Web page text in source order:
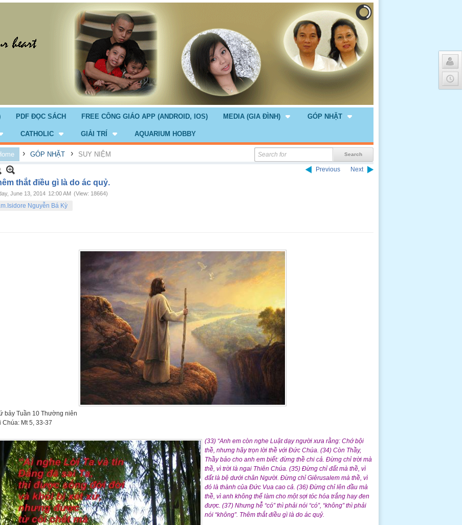
PDF ĐỌC SÁCH FREE CÔNG GIÁO APP (ANDROID, IOS) MEDIA (GIA ĐÌNH) GÓP NHẶT
CATHOLIC GIẢI TRÍ AQUARIUM HOBBY
› GÓP NHẶT › SUY NIỆM
Previous Next
thắt điều gì là do ác quỷ.
June 13, 2014 12:00 AM (View: 18664)
Nguyễn Bá Kỳ
bảy Tuần 10 Thường niên
Chúa: Mt 5, 33-37
(33) “Anh em còn nghe Luật dạy người xưa rằng: Chớ bội
thề, nhưng hãy trọn lời thề với Đức Chúa. (34) Còn Thầy,
Thầy bảo cho anh em biết: đừng thề chi cả. Đừng chỉ trời mà
thề, vì trời là ngai Thiên Chúa. (35) Đừng chỉ đất mà thề, vì
đất là bệ dưới chân Người. Đừng chỉ Giêrusalem mà thề, vì
đó là thành của Đức Vua cao cả. (36) Đừng chỉ lên đầu mà
thề, vì anh không thể làm cho một sợi tóc hóa trắng hay đen
được. (37) Nhưng hễ “có” thì phải nói “có”, “không” thì phải
nói “không”. Thêm thắt điều gì là do ác quỷ.